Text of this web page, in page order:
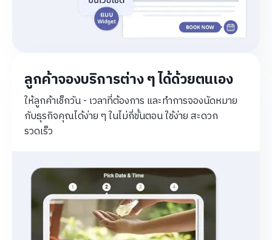
ลูกค้าจองบริการต่าง ๆ ได้ด้วยตนเอง
ให้ลูกค้าเช็กวัน - เวลาที่ต้องการ และทำการจองนัดหมาย
กับธุรกิจคุณได้ง่าย ๆ ในไม่กี่ขั้นตอน ใช้ง่าย สะดวก
รวดเร็ว